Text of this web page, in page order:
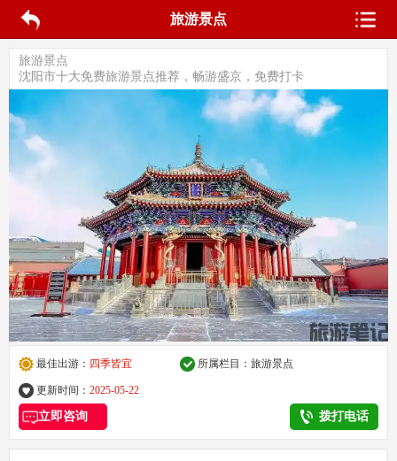
旅游景点
旅游景点
沈阳市十大免费旅游景点推荐，畅游盛京，免费打卡
最佳出游： 四季皆宜 所属栏目：旅游景点
更新时间： 2025-05-22
立即咨询 拨打电话